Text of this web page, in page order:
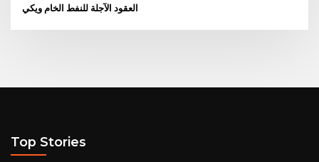
العقود الآجلة للنفط الخام ويكي
Top Stories